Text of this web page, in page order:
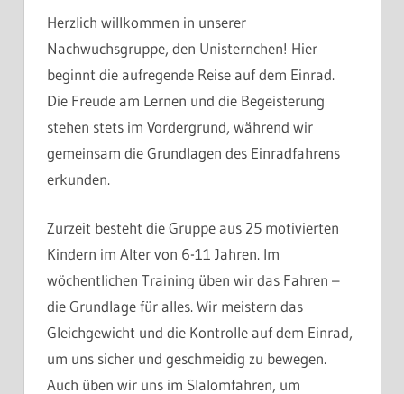
Herzlich willkommen in unserer
Nachwuchsgruppe, den Unisternchen! Hier
beginnt die aufregende Reise auf dem Einrad.
Die Freude am Lernen und die Begeisterung
stehen stets im Vordergrund, während wir
gemeinsam die Grundlagen des Einradfahrens
erkunden.
Zurzeit besteht die Gruppe aus 25 motivierten
Kindern im Alter von 6-11 Jahren. Im
wöchentlichen Training üben wir das Fahren –
die Grundlage für alles. Wir meistern das
Gleichgewicht und die Kontrolle auf dem Einrad,
um uns sicher und geschmeidig zu bewegen.
Auch üben wir uns im Slalomfahren, um